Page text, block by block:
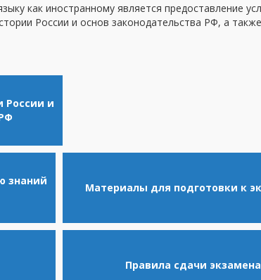
как иностранному является предоставление
России и основ законодательства РФ, а
России и
знаний
Материалы для подготовки к
Правила сдачи экзамена